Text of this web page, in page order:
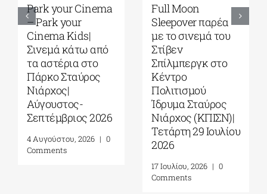
Park your Cinema
– Park your
Cinema Kids|
Σινεμά κάτω από
τα αστέρια στο
Πάρκο Σταύρος
Νιάρχος|
Αύγουστος-
Σεπτέμβριος 2026
4 Αυγούστου, 2026 | 0
Comments
Full Moon
Sleepover παρέα
με το σινεμά του
Στίβεν
Σπίλμπεργκ στο
Κέντρο
Πολιτισμού
Ίδρυμα Σταύρος
Νιάρχος (ΚΠΙΣΝ)|
Τετάρτη 29 Ιουλίου
2026
17 Ιουλίου, 2026 | 0
Comments